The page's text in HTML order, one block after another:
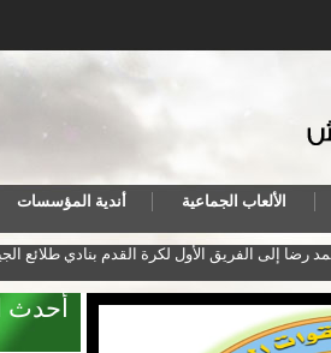
الألعاب الجماعية أندية المؤسسات
رضا إلى الفريق الأول لكرة القدم بنادي طلائع
أحدث